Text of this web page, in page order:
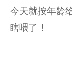
今天就按年龄
瞎喂了！